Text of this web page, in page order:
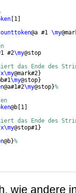
1
@a #1 \my
#2\my@stop
das Ende des
@mark#2}
\my@stop}
@a#1#2\my@stop}%
@b 1
das Ende des
@stop#1}
@b}%
wie andere